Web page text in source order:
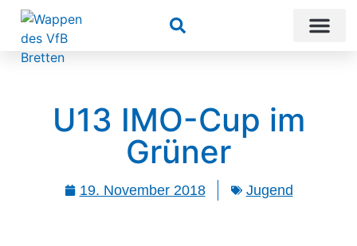
Suchen
U13 IMO-Cup im
Grüner
19. November 2018 Jugend